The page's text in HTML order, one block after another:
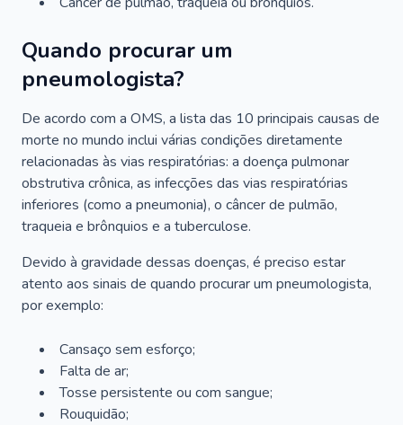
Quando procurar um
pneumologista?
De acordo com a OMS, a lista das 10 principais causas de
morte no mundo inclui várias condições diretamente
relacionadas às vias respiratórias: a doença pulmonar
obstrutiva crônica, as infecções das vias respiratórias
inferiores (como a pneumonia), o câncer de pulmão,
traqueia e brônquios e a tuberculose.
Devido à gravidade dessas doenças, é preciso estar
atento aos sinais de quando procurar um pneumologista,
por exemplo:
Cansaço sem esforço;
Falta de ar;
Tosse persistente ou com sangue;
Rouquidão;